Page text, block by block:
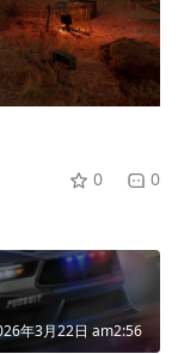
0 0
年3月22日 am2:56